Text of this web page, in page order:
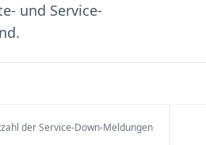
und Service-
der Service-Down-Meldungen